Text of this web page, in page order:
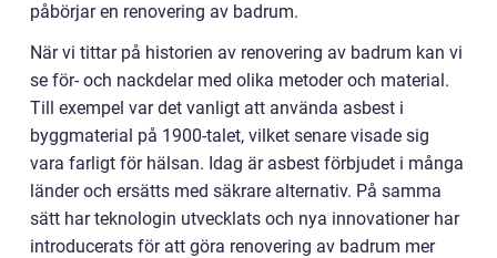
påbörjar en renovering av badrum.
När vi tittar på historien av renovering av badrum kan vi
se för- och nackdelar med olika metoder och material.
Till exempel var det vanligt att använda asbest i
byggmaterial på 1900-talet, vilket senare visade sig
vara farligt för hälsan. Idag är asbest förbjudet i många
länder och ersätts med säkrare alternativ. På samma
sätt har teknologin utvecklats och nya innovationer har
introducerats för att göra renovering av badrum mer